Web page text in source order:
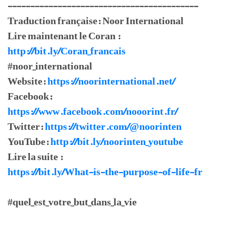
------------------------------------------
Traduction française: Noor International
Lire maintenant le Coran :
http://bit.ly/Coran_francais
#noor_international
Website:https://noorinternational.net/
Facebook:
https://www.facebook.com/nooorint.fr/
Twitter:https://twitter.com/@noorinten
YouTube:http://bit.ly/noorinten_youtube
Lire la suite :
https://bit.ly/What-is-the-purpose-of-life-fr
#quel_est_votre_but_dans_la_vie